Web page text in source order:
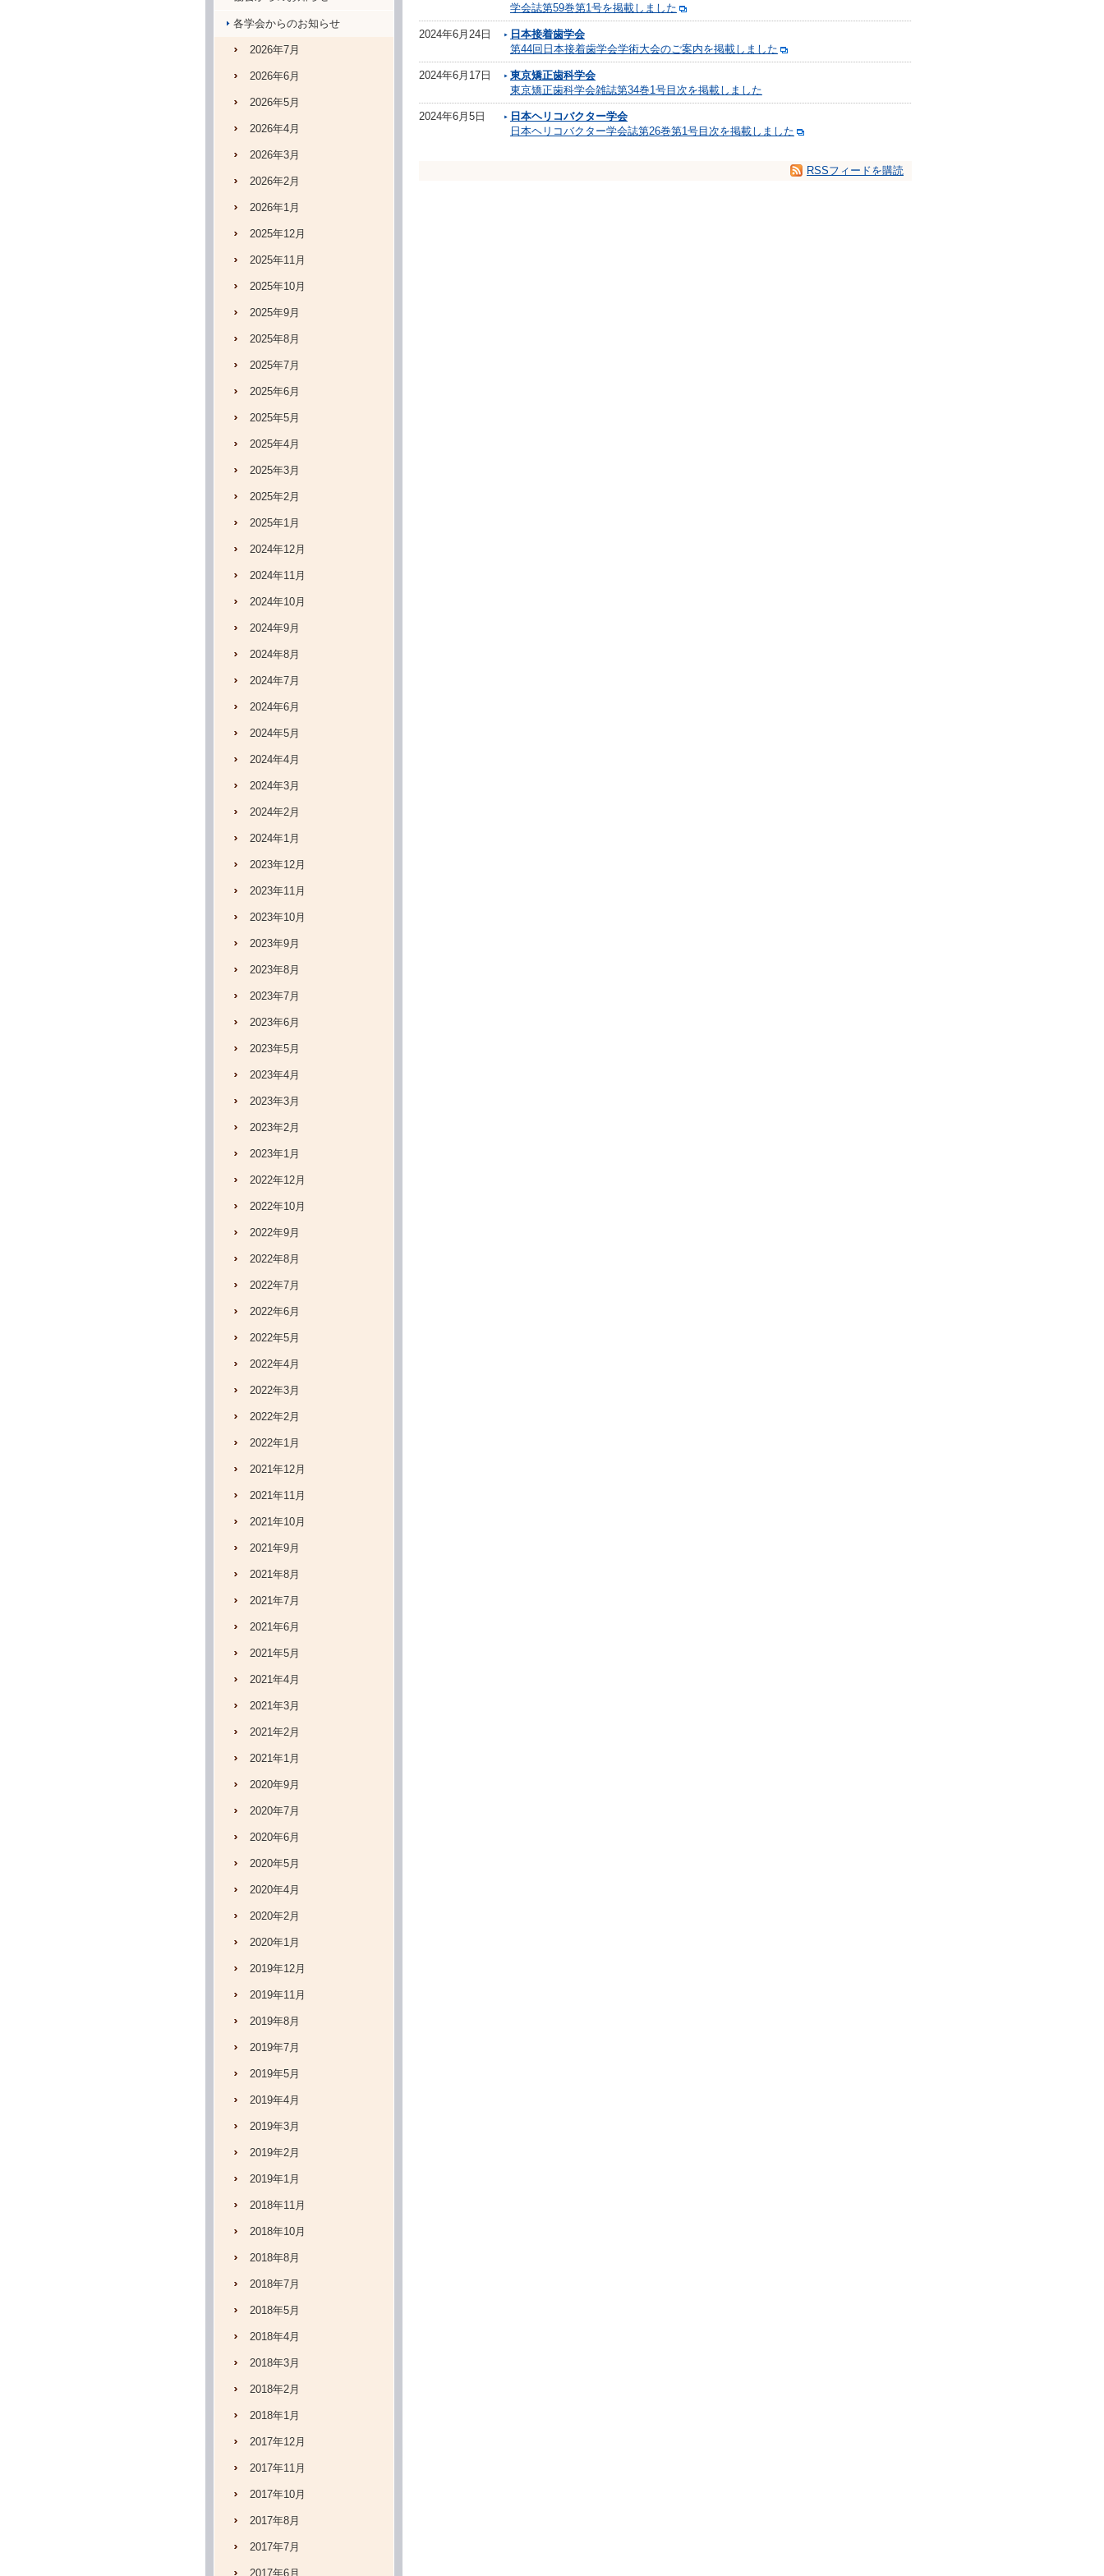
学会誌第59巻第1号を掲載しました
2024年6月24日
日本接着歯学会
第44回日本接着歯学会学術大会のご案内を掲載しました
2024年6月17日
東京矯正歯科学会
東京矯正歯科学会雑誌第34巻1号目次を掲載しました
2024年6月5日
日本ヘリコバクター学会
日本ヘリコバクター学会誌第26巻第1号目次を掲載しました
RSSフィードを購読
各学会からのお知らせ
2026年7月
2026年6月
2026年5月
2026年4月
2026年3月
2026年2月
2026年1月
2025年12月
2025年11月
2025年10月
2025年9月
2025年8月
2025年7月
2025年6月
2025年5月
2025年4月
2025年3月
2025年2月
2025年1月
2024年12月
2024年11月
2024年10月
2024年9月
2024年8月
2024年7月
2024年6月
2024年5月
2024年4月
2024年3月
2024年2月
2024年1月
2023年12月
2023年11月
2023年10月
2023年9月
2023年8月
2023年7月
2023年6月
2023年5月
2023年4月
2023年3月
2023年2月
2023年1月
2022年12月
2022年10月
2022年9月
2022年8月
2022年7月
2022年6月
2022年5月
2022年4月
2022年3月
2022年2月
2022年1月
2021年12月
2021年11月
2021年10月
2021年9月
2021年8月
2021年7月
2021年6月
2021年5月
2021年4月
2021年3月
2021年2月
2021年1月
2020年9月
2020年7月
2020年6月
2020年5月
2020年4月
2020年2月
2020年1月
2019年12月
2019年11月
2019年8月
2019年7月
2019年5月
2019年4月
2019年3月
2019年2月
2019年1月
2018年11月
2018年10月
2018年8月
2018年7月
2018年5月
2018年4月
2018年3月
2018年2月
2018年1月
2017年12月
2017年11月
2017年10月
2017年8月
2017年7月
2017年6月